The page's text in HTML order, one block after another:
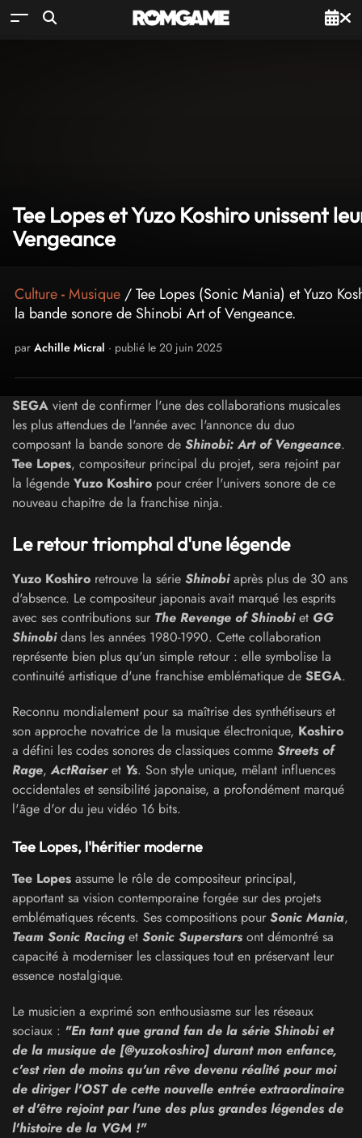
Tee Lopes et Yuzo Koshiro unissent
Vengeance
Culture-Musique / Tee Lopes (Sonic Mania) et Yuzo
la bande sonore de Shinobi Art of Vengeance.
par Achille Micral · publié le 20 juin 2025
SEGA vient de confirmer l'une des collaborations musicales
les plus attendues de l'année avec l'annonce du duo
composant la bande sonore de Shinobi: Art of Vengeance.
Tee Lopes, compositeur principal du projet, sera rejoint par
la légende Yuzo Koshiro pour créer l'univers sonore de ce
nouveau chapitre de la franchise ninja.
Le retour triomphal d'une légende
Yuzo Koshiro retrouve la série Shinobiaprès plus de 30 ans
d'absence. Le compositeur japonais avait marqué les esprits
avec ses contributions sur The Revenge of Shinobiet GG
Shinobidans les années 1980-1990. Cette collaboration
représente bien plus qu'un simple retour : elle symbolise la
continuité artistique d'une franchise emblématique de SEGA.
Reconnu mondialement pour sa maîtrise des synthétiseurs et
son approche novatrice de la musique électronique, Koshiro
a défini les codes sonores de classiques comme Streets of
Rage,ActRaiseret Ys. Son style unique, mêlant influences
occidentales et sensibilité japonaise, a profondément marqué
l'âge d'or du jeu vidéo 16 bits.
Tee Lopes, l'héritier moderne
Tee Lopes assume le rôle de compositeur principal,
apportant sa vision contemporaine forgée sur des projets
emblématiques récents. Ses compositions pour Sonic Mania,
Team Sonic Racinget Sonic Superstars ont démontré sa
capacité à moderniser les classiques tout en préservant leur
essence nostalgique.
Le musicien a exprimé son enthousiasme sur les réseaux
sociaux : "En tant que grand fan de la série Shinobi et
de la musique de [@yuzokoshiro] durant mon enfance,
c'est rien de moins qu'un rêve devenu réalité pour moi
de diriger l'OST de cette nouvelle entrée extraordinaire
et d'être rejoint par l'une des plus grandes légendes de
l'histoire de la VGM !"